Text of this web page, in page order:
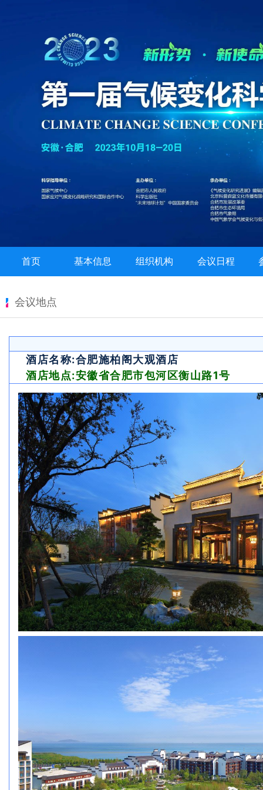
首页 基本信息 组织机构 会议日程
会议地点
酒店名称:合肥施柏阁大观酒店
酒店地点:安徽省合肥市包河区衡山路1号